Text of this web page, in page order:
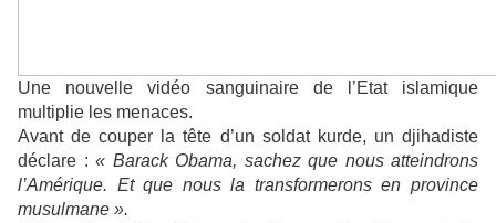
Une nouvelle vidéo sanguinaire de l’Etat islamique
multiplie les menaces.
Avant de couper la tête d’un soldat kurde, un djihadiste
déclare : « Barack Obama, sachez que nous atteindrons
l’Amérique. Et que nous la transformerons en province
musulmane ».